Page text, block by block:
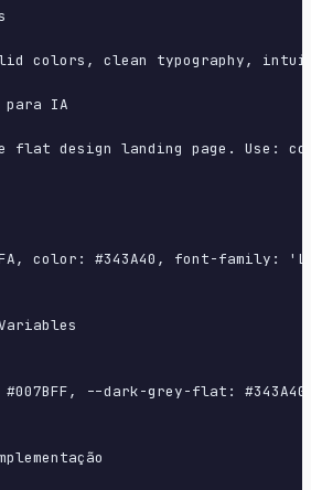
colors, clean typography,
para IA
flat design landing page. Use:
color: #343A40, font-
#007BFF, --dark-grey-flat: